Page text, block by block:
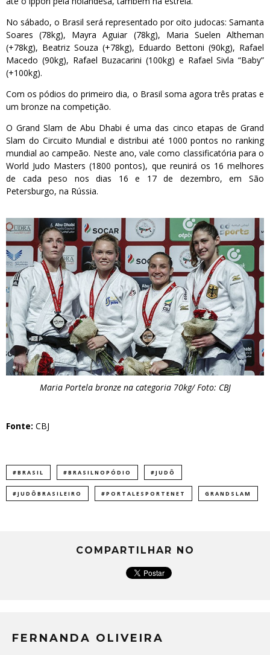
No sábado, o Brasil será representado por oito judocas: Samanta
Soares (78kg), Mayra Aguiar (78kg), Maria Suelen Altheman
(+78kg), Beatriz Souza (+78kg), Eduardo Bettoni (90kg), Rafael
Macedo (90kg), Rafael Buzacarini (100kg) e Rafael Sivla “Baby”
(+100kg).
Com os pódios do primeiro dia, o Brasil soma agora três pratas e
um bronze na competição.
O Grand Slam de Abu Dhabi é uma das cinco etapas de Grand
Slam do Circuito Mundial e distribui até 1000 pontos no ranking
mundial ao campeão. Neste ano, vale como classificatória para o
World Judo Masters (1800 pontos), que reunirá os 16 melhores
de cada peso nos dias 16 e 17 de dezembro, em São
Petersburgo, na Rússia.
Maria Portela bronze na categoria 70kg/ Foto: CBJ
Fonte: CBJ
#BRASIL #BRASILNOPÓDIO #JUDÔ
#JUDÔBRASILEIRO #PORTALESPORTENET GRANDSLAM
COMPARTILHAR NO
FERNANDA OLIVEIRA